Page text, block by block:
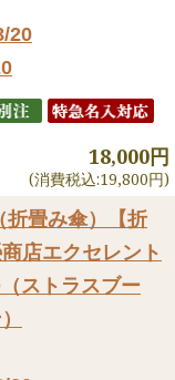
20
18,000円
(消費税込:19,800円)
畳み傘）
【折
店エクセレント
ストラスブー